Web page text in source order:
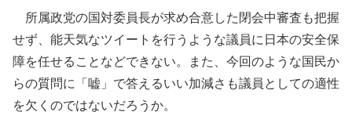
所属政党の国対委員長が求め合意した閉会中審査も把握
せず、能天気なツイートを行うような議員に日本の安全保
障を任せることなどできない。また、今回のような国民か
らの質問に「嘘」で答えるいい加減さも議員としての適性
を欠くのではないだろうか。